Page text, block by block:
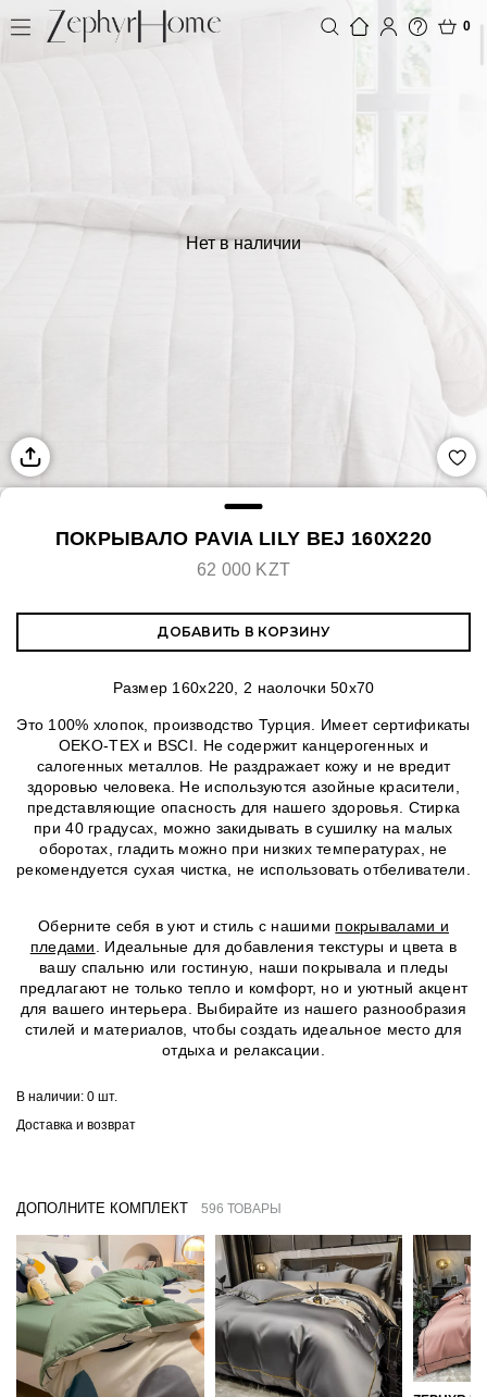
0
Нет в наличии
ПОКРЫВАЛО PAVIA LILY BEJ 160X220
62 000 KZT
ДОБАВИТЬ В КОРЗИНУ
Размер 160х220, 2 наолочки 50х70
Это 100% хлопок, производство Турция. Имеет сертификаты
OEKO-TEX и BSCI. Не содержит канцерогенных и
салогенных металлов. Не раздражает кожу и не вредит
здоровью человека. Не используются азойные красители,
представляющие опасность для нашего здоровья. Стирка
при 40 градусах, можно закидывать в сушилку на малых
оборотах, гладить можно при низких температурах, не
рекомендуется сухая чистка, не использовать отбеливатели.
Оберните себя в уют и стиль с нашими покрывалами и
пледами
. Идеальные для добавления текстуры и цвета в
вашу спальню или гостиную, наши покрывала и пледы
предлагают не только тепло и комфорт, но и уютный акцент
для вашего интерьера. Выбирайте из нашего разнообразия
стилей и материалов, чтобы создать идеальное место для
отдыха и релаксации.
В наличии: 0 шт.
Доставка и возврат
ДОПОЛНИТЕ КОМПЛЕКТ 596 ТОВАРЫ